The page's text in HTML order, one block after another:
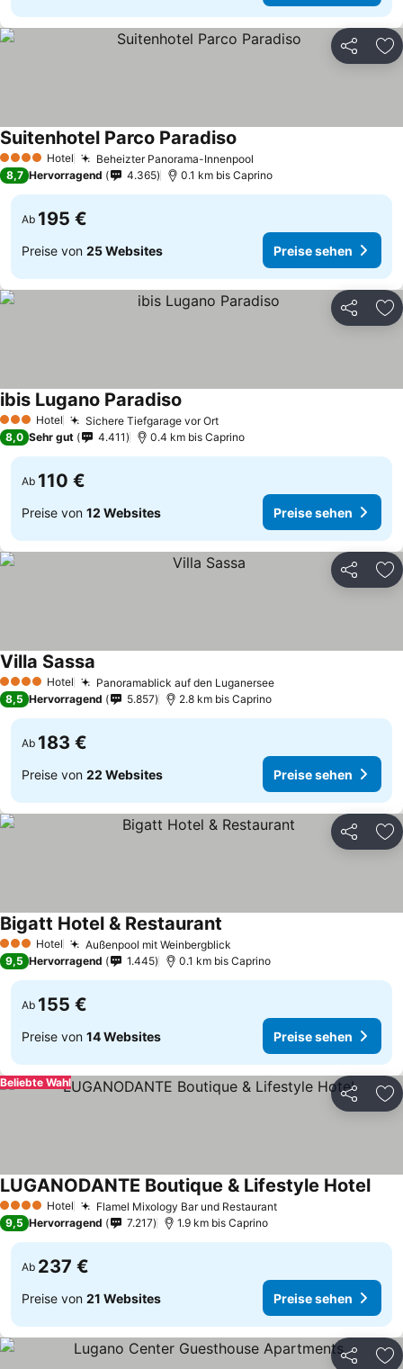
Teilen
4 Sterne Hotel Beheizter Panorama-Innenpool
Suitenhotel Parco Paradiso
8,7 Hervorragend 4.365 0.1 km bis Caprino
Ab 195 €
Preise von 25 Websites Preise sehen
Teilen
3 SterneHotel Sichere Tiefgarage vor Ort
ibis Lugano Paradiso
8,0 Sehr gut 4.411 0.4 km bis Caprino
Ab 110 €
Preise von 12 Websites Preise sehen
Teilen
4 Sterne Hotel Panoramablick auf den Luganersee
Villa Sassa
8,5 Hervorragend 5.857 2.8 km bis Caprino
Ab 183 €
Preise von 22 Websites Preise sehen
Teilen
3 SterneHotel Außenpool mit Weinbergblick
Bigatt Hotel & Restaurant
9,5 Hervorragend 1.445 0.1 km bis Caprino
Ab 155 €
Preise von 14 Websites Preise sehen
Teilen
Beliebte Wahl
4 Sterne Hotel Flamel Mixology Bar und Restaurant
LUGANODANTE Boutique & Lifestyle Hotel
9,5 Hervorragend 7.217 1.9 km bis Caprino
Ab 237 €
Preise von 21 Websites Preise sehen
Teilen